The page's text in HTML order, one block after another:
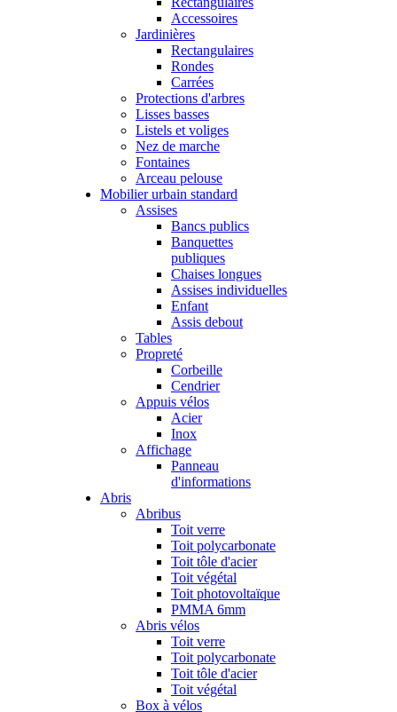
Accessoires
Jardinières
Rectangulaires
Rondes
Carrées
Protections d'arbres
Lisses basses
Listels et voliges
Nez de marche
Fontaines
Arceau pelouse
Mobilier urbain standard
Assises
Bancs publics
Banquettes
publiques
Chaises longues
Assises individuelles
Enfant
Assis debout
Tables
Propreté
Corbeille
Cendrier
Appuis vélos
Acier
Inox
Affichage
Panneau
d'informations
Abris
Abribus
Toit verre
Toit polycarbonate
Toit tôle d'acier
Toit végétal
Toit photovoltaïque
PMMA 6mm
Abris vélos
Toit verre
Toit polycarbonate
Toit tôle d'acier
Toit végétal
Box à vélos